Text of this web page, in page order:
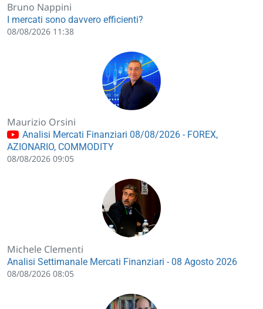
Bruno Nappini
I mercati sono davvero efficienti?
08/08/2026 11:38
Maurizio Orsini
Analisi Mercati Finanziari 08/08/2026 - FOREX,
AZIONARIO, COMMODITY
08/08/2026 09:05
Michele Clementi
Analisi Settimanale Mercati Finanziari - 08 Agosto 2026
08/08/2026 08:05